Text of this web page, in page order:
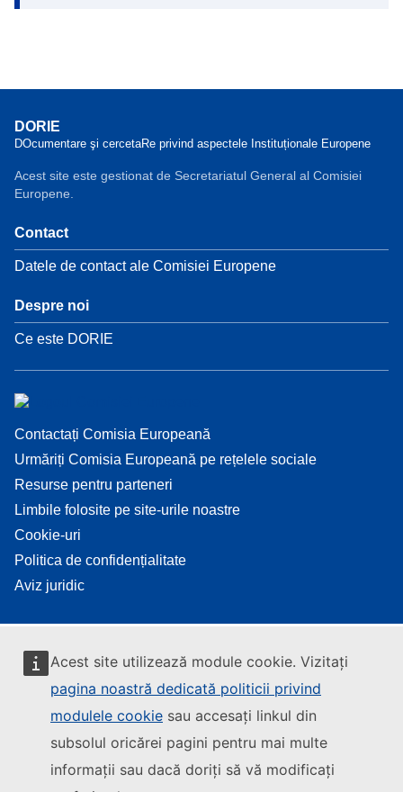
Acest site utilizează module cookie. Vizitați
pagina noastră dedicată politicii privind
modulele cookie sau accesați linkul din
subsolul oricărei pagini pentru mai multe
informații sau dacă doriți să vă modificați
DORIE
DOcumentare şi cercetaRe privind aspectele Instituționale Europene
Acest site este gestionat de Secretariatul General al Comisiei
Europene.
Contact
Datele de contact ale Comisiei Europene
Despre noi
Ce este DORIE
Contactați Comisia Europeană
Urmăriți Comisia Europeană pe rețelele sociale
Resurse pentru parteneri
Limbile folosite pe site-urile noastre
Cookie-uri
Politica de confidențialitate
Aviz juridic